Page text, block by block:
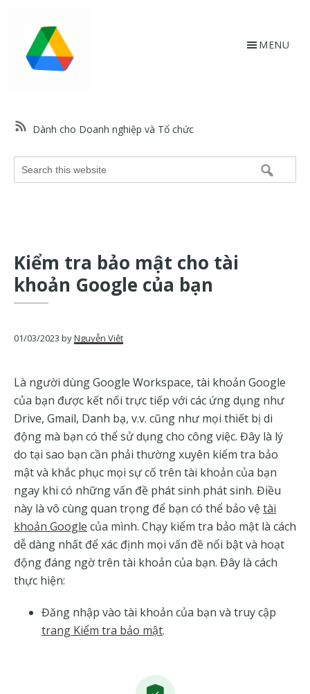
content
footer
web
hỗ
trợ
Google
các
sản
Google
Dành cho Doanh nghiệp và Tổ chức
Search
this
MENU
Kiểm tra bảo mật cho tài
khoản Google của bạn
01/03/2023 byNguyễn Việt
Là người dùng Google Workspace, tài khoản Google
của bạn được kết nối trực tiếp với các ứng dụng như
Drive, Gmail, Danh bạ, v.v. cũng như mọi thiết bị di
động mà bạn có thể sử dụng cho công việc. Đây là lý
do tại sao bạn cần phải thường xuyên kiểm tra bảo
mật và khắc phục mọi sự cố trên tài khoản của bạn
ngay khi có những vấn đề phát sinh phát sinh. Điều
này là vô cùng quan trọng để bạn có thể bảo vệtài
khoản Google của mình. Chạy kiểm tra bảo mật là cách
dễ dàng nhất để xác định mọi vấn đề nổi bật và hoạt
động đáng ngờ trên tài khoản của bạn. Đây là cách
thực hiện:
Đăng nhập vào tài khoản của bạn và truy cập
trang Kiểm tra bảo mật.